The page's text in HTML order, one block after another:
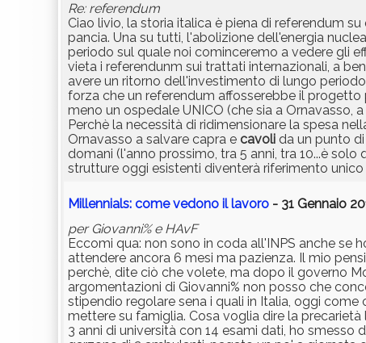
Re: referendum
Ciao livio, la storia italica è piena di referendum
pancia. Una su tutti, l'abolizione dell'energia
periodo sul quale noi cominceremo a vedere gli
vieta i referendunm sui trattati internazionali, a
avere un ritorno dell'investimento di lungo
forza che un referendum affosserebbe il
meno un ospedale UNICO (che sia a Ornavasso,
Perchè la necessità di ridimensionare la spesa
Ornavasso a salvare capra e cavoli da un punto
domani (l'anno prossimo, tra 5 anni, tra 10...è
strutture oggi esistenti diventerà riferimento
Millennials: come vedono il lavoro - 31 Gennaio
per Giovanni% e HAvF
Eccomi qua: non sono in coda all'INPS anche se
attendere ancora 6 mesi ma pazienza. Il mio
perchè, dite ciò che volete, ma dopo il governo
argomentazioni di Giovanni% non posso che
stipendio regolare sena i quali in Italia, oggi
mettere su famiglia. Cosa voglia dire la
3 anni di università con 14 esami dati, ho